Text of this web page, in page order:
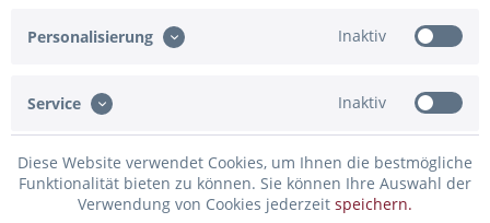
Personalisierung Inaktiv
Service Inaktiv
Diese Website verwendet Cookies, um Ihnen die bestmögliche
Funktionalität bieten zu können. Sie können Ihre Auswahl der
Verwendung von Cookies jederzeit speichern.